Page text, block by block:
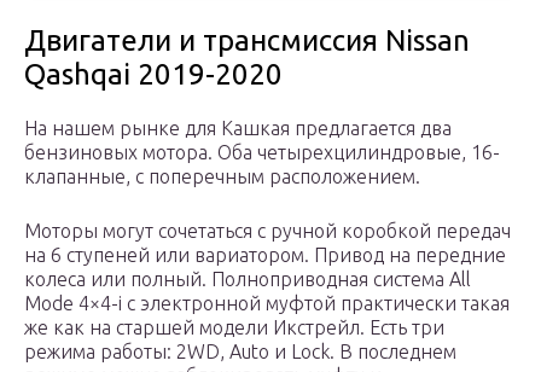
Двигатели и трансмиссия Nissan
Qashqai 2019-2020
На нашем рынке для Кашкая предлагается два
бензиновых мотора. Оба четырехцилиндровые, 16-
клапанные, с поперечным расположением.
Моторы могут сочетаться с ручной коробкой передач
на 6 ступеней или вариатором. Привод на передние
колеса или полный. Полноприводная система All
Mode 4×4-i с электронной муфтой практически такая
же как на старшей модели Икстрейл. Есть три
режима работы: 2WD, Auto и Lock. В последнем